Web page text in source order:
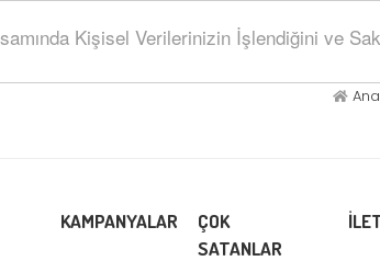
Kişisel Verilerinizin İşlendiğini ve
KAMPANYALAR
ÇOK
SATANLAR